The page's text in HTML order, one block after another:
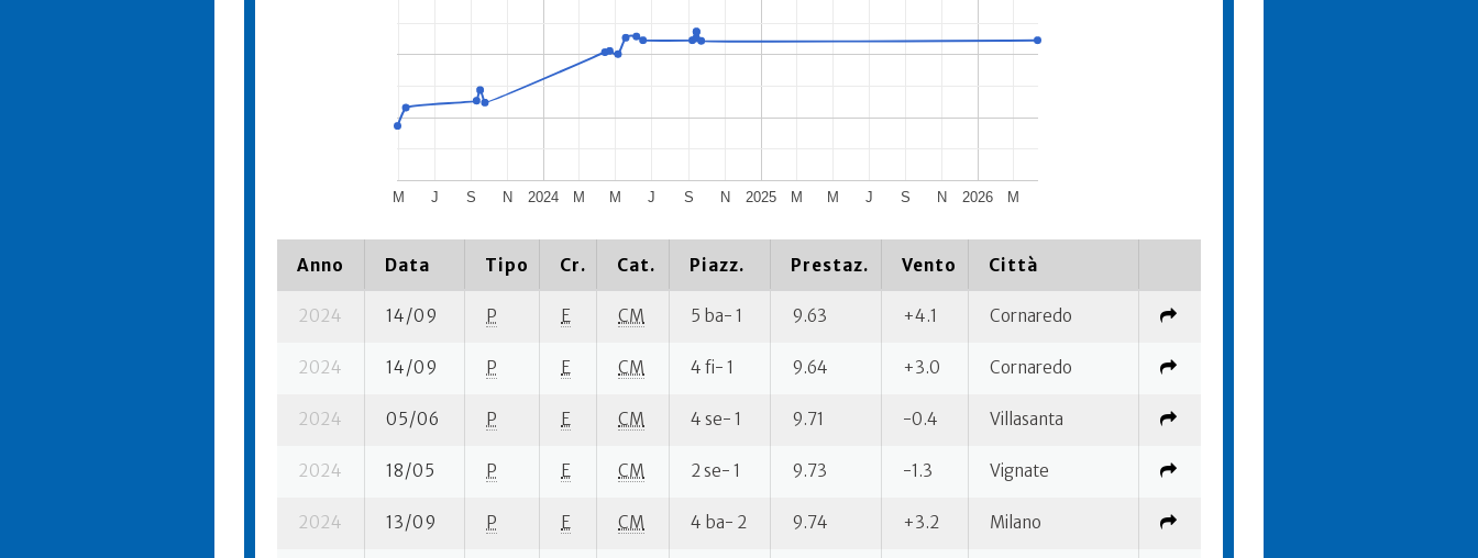
2024 2025 2026
M J S N M M J S N M M J S N M
Anno Data Tipo Cr. Cat. Piazz. Prestaz. Vento Città
2024 14/09 P E CM 5 ba- 1 9.63 +4.1 Cornaredo
2024 14/09 P E CM 4 fi- 1 9.64 +3.0 Cornaredo
2024 05/06 P E CM 4 se- 1 9.71 -0.4 Villasanta
2024 18/05 P E CM 2 se- 1 9.73 -1.3 Vignate
2024 13/09 P E CM 4 ba- 2 9.74 +3.2 Milano